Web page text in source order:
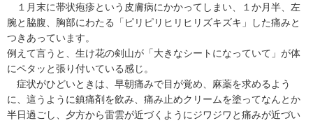
１月末に帯状疱疹という皮膚病にかかってしまい、１か月半、左
腕と脇腹、胸部にわたる「ピリピリヒリヒリズキズキ」した痛みと
つきあっています。
例えて言うと、生け花の剣山が「大きなシートになっていて」が体
にペタッと張り付いている感じ。
症状がひどいときは、早朝痛みで目が覚め、麻薬を求めるよう
に、這うように鎮痛剤を飲み、痛み止めクリームを塗ってなんとか
半日過ごし、夕方から雷雲が近づくようにジワジワと痛みが近づい